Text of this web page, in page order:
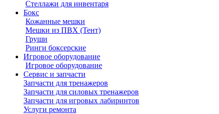
Стеллажи для инвентаря
Бокс
Кожанные мешки
Мешки из ПВХ (Тент)
Груши
Ринги боксерские
Игровое оборудование
Игровое оборудование
Сервис и запчасти
Запчасти для тренажеров
Запчасти для силовых тренажеров
Запчасти для игровых лабиринтов
Услуги ремонта